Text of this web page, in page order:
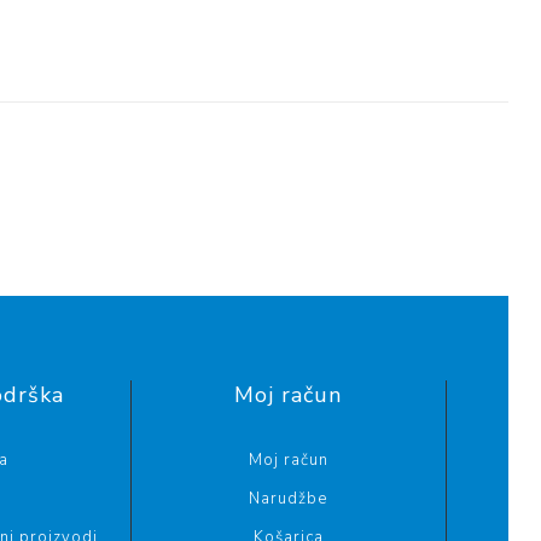
Moj račun
Moj račun
Narudžbe